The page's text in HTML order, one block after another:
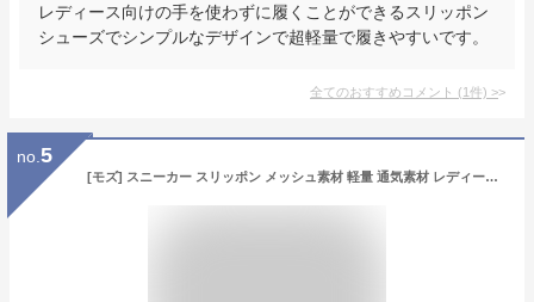
レディース向けの手を使わずに履くことができるスリッポン
シューズでシンプルなデザインで超軽量で履きやすいです。
全てのおすすめコメント (1件) >
no. 5
[モズ] スニーカー スリッポン メッシュ素材 軽量 通気素材 レディース ブラック/ホワイト 24.5cm